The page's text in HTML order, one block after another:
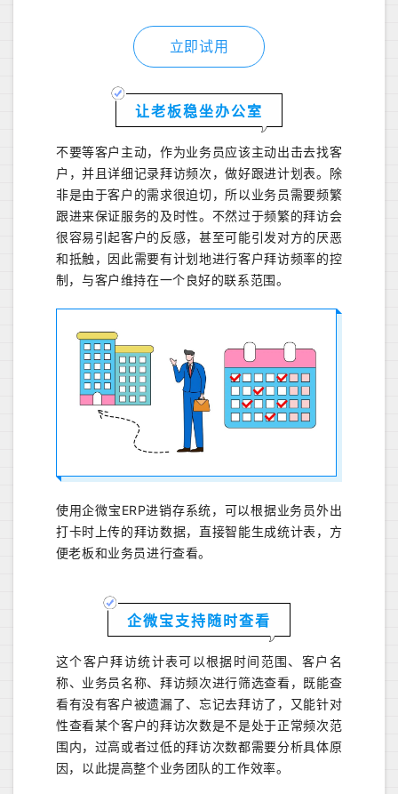
立即试用
让老板稳坐办公室
不要等客户主动，作为业务员应该主动出击去找客
户，并且详细记录拜访频次，做好跟进计划表。除
非是由于客户的需求很迫切，所以业务员需要频繁
跟进来保证服务的及时性。不然过于频繁的拜访会
很容易引起客户的反感，甚至可能引发对方的厌恶
和抵触，因此需要有计划地进行客户拜访频率的控
制，与客户维持在一个良好的联系范围。
使用企微宝ERP进销存系统，可以根据业务员外出
打卡时上传的拜访数据，直接智能生成统计表，方
便老板和业务员进行查看。
企微宝支持随时查看
这个客户拜访统计表可以根据时间范围、客户名
称、业务员名称、拜访频次进行筛选查看，既能查
看有没有客户被遗漏了、忘记去拜访了，又能针对
性查看某个客户的拜访次数是不是处于正常频次范
围内，过高或者过低的拜访次数都需要分析具体原
因，以此提高整个业务团队的工作效率。